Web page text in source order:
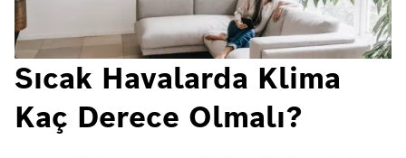
Sıcak Havalarda Klima
Kaç Derece Olmalı?